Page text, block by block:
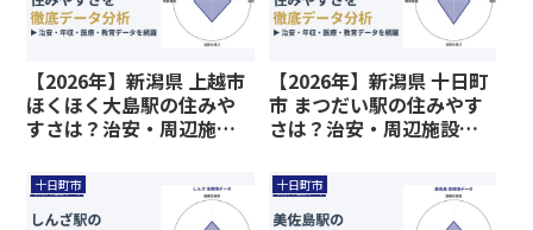
【2026年】新潟県 上越市
ほくほく大島駅の住みや
すさは？治安・周辺施
に関わる情報を解説
【2026年】新潟県 十日町
市 まつだい駅の住みやす
さは？治安・周辺施設、
わる情報を解説
十日町市 十日町市